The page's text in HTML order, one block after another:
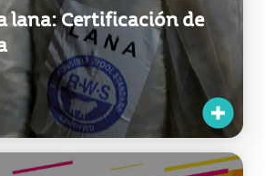
lana: Certificación de